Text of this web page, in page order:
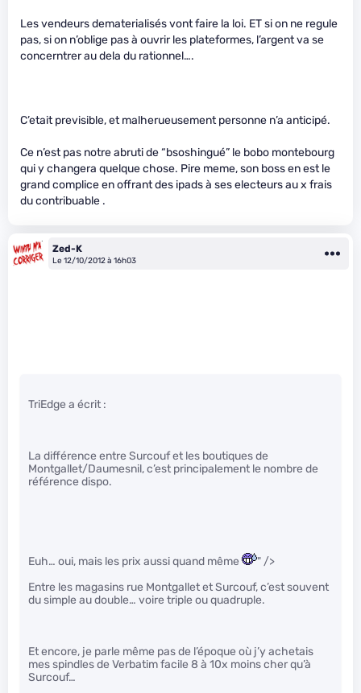
Les vendeurs dematerialisés vont faire la loi. ET si on ne regule
pas, si on n’oblige pas à ouvrir les plateformes, l’argent va se
concerntrer au dela du rationnel….
C’etait previsible, et malherueusement personne n’a anticipé.
Ce n’est pas notre abruti de “bsoshingué” le bobo montebourg
qui y changera quelque chose. Pire meme, son boss en est le
grand complice en offrant des ipads à ses electeurs au x frais
du contribuable .
Zed-K
Le 12/10/2012 à 16h03
TriEdge a écrit :
La différence entre Surcouf et les boutiques de
Montgallet/Daumesnil, c’est principalement le nombre de
référence dispo.
Euh… oui, mais les prix aussi quand même
" />
Entre les magasins rue Montgallet et Surcouf, c’est souvent
du simple au double… voire triple ou quadruple.
Et encore, je parle même pas de l’époque où j’y achetais
mes spindles de Verbatim facile 8 à 10x moins cher qu’à
Surcouf…